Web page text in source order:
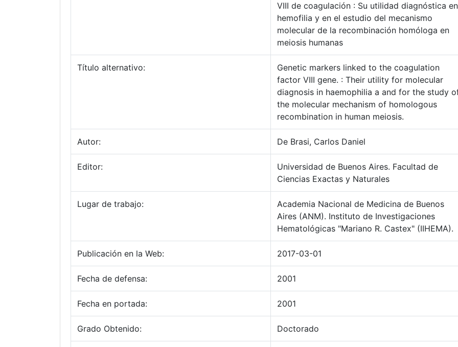
VIII de coagulación : Su utilidad diagnóstica en
hemofilia y en el estudio del mecanismo
molecular de la recombinación homóloga en
meiosis humanas
Título alternativo:
Genetic markers linked to the coagulation
factor VIII gene. : Their utility for molecular
diagnosis in haemophilia a and for the study
the molecular mechanism of homologous
recombination in human meiosis.
Autor: De Brasi, Carlos Daniel
Editor:
Universidad de Buenos Aires. Facultad de
Ciencias Exactas y Naturales
Lugar de trabajo:
Academia Nacional de Medicina de Buenos
Aires (ANM). Instituto de Investigaciones
Hematológicas "Mariano R. Castex" (IIHEMA).
Publicación en la Web: 2017-03-01
Fecha de defensa: 2001
Fecha en portada: 2001
Grado Obtenido: Doctorado